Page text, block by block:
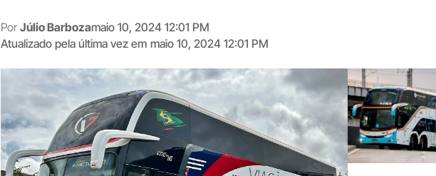
Por Júlio Barbozamaio 10, 2024 12:01 PM
Atualizado pela última vez em maio 10, 2024 12:01 PM
Digite
aqui
o
seu
mail